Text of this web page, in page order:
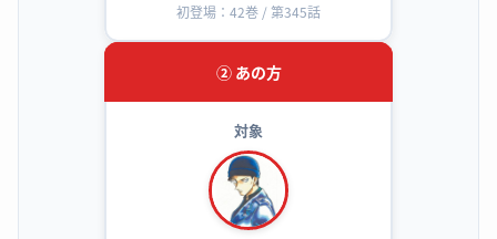
初登場：42巻 / 第345話
② あの方
対象